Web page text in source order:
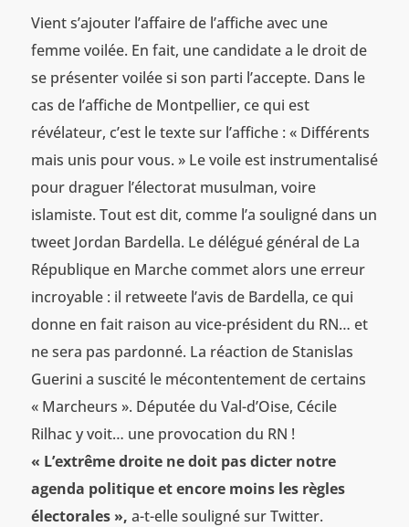
Vient s’ajouter l’affaire de l’affiche avec une
femme voilée. En fait, une candidate a le droit de
se présenter voilée si son parti l’accepte. Dans le
cas de l’affiche de Montpellier, ce qui est
révélateur, c’est le texte sur l’affiche : « Différents
mais unis pour vous. » Le voile est instrumentalisé
pour draguer l’électorat musulman, voire
islamiste. Tout est dit, comme l’a souligné dans un
tweet Jordan Bardella. Le délégué général de La
République en Marche commet alors une erreur
incroyable : il retweete l’avis de Bardella, ce qui
donne en fait raison au vice-président du RN… et
ne sera pas pardonné. La réaction de Stanislas
Guerini a suscité le mécontentement de certains
« Marcheurs ». Députée du Val-d’Oise, Cécile
Rilhac y voit… une provocation du RN !
« L’extrême droite ne doit pas dicter notre
agenda politique et encore moins les règles
électorales», a-t-elle souligné sur Twitter.